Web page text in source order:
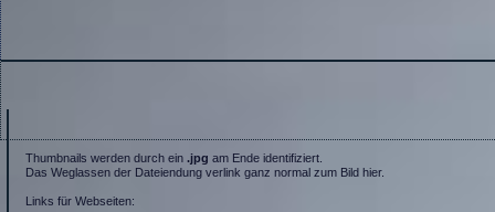
Thumbnails werden durch ein .jpg am Ende identifiziert.
Das Weglassen der Dateiendung verlink ganz normal zum Bild hier.
Links für Webseiten: